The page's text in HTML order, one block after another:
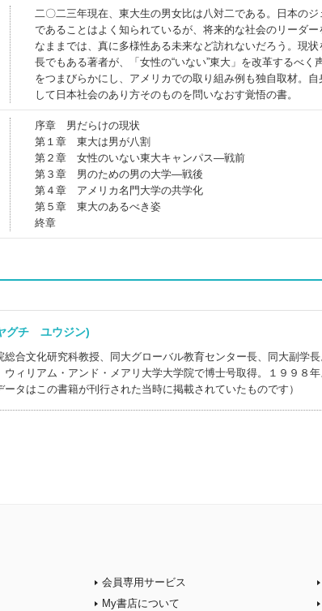
二〇二三年現在、東大生の男女比は八対二である。日本の
であることはよく知られているが、将来的な社会のリーダ
なままでは、真に多様性ある未来など訪れないだろう。現
長でもある著者が、「女性の“いない”東大」を改革するべ
をつまびらかにし、アメリカでの取り組み例も独自取材。
して日本社会のあり方そのものを問いなおす覚悟の書。
序章 男だらけの現状
第１章 東大は男が八割
第２章 女性のいない東大キャンパス―戦前
第３章 男のための男の大学―戦後
第４章 アメリカ名門大学の共学化
第５章 東大のあるべき姿
終章
グチ ユウジン)
総合文化研究科教授、同大グローバル教育センター長、同大副学
ウィリアム・アンド・メアリ大学大学院で博士号取得。１９９８
ータはこの書籍が刊行された当時に掲載されていたものです）
会員専用サービス
My書店について